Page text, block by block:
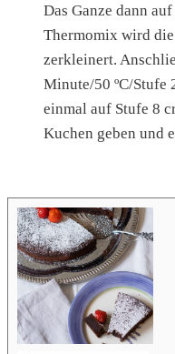
Das Ganze dann
Thermomix wird
zerkleinert.
Minute/50 ºC/Stufe
einmal auf Stufe 8
Kuchen geben und